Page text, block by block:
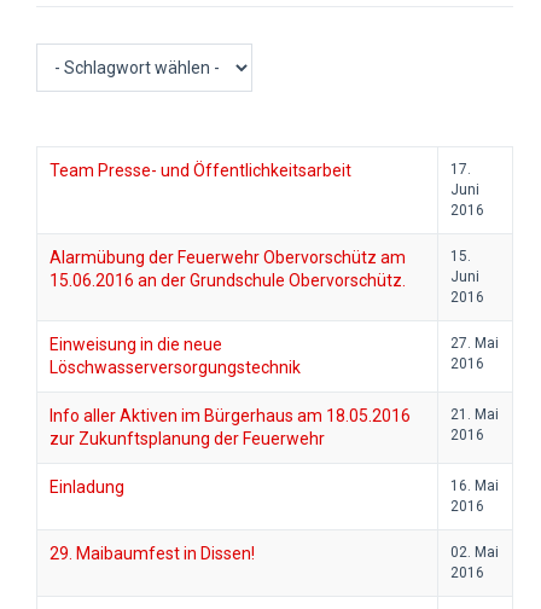
Team Presse- und Öffentlichkeitsarbeit
17.
Juni
2016
Alarmübung der Feuerwehr Obervorschütz am
15.06.2016 an der Grundschule Obervorschütz.
15.
Juni
2016
Einweisung in die neue
Löschwasserversorgungstechnik
27. Mai
2016
Info aller Aktiven im Bürgerhaus am 18.05.2016
zur Zukunftsplanung der Feuerwehr
21. Mai
2016
Einladung
16. Mai
2016
29. Maibaumfest in Dissen!
02. Mai
2016